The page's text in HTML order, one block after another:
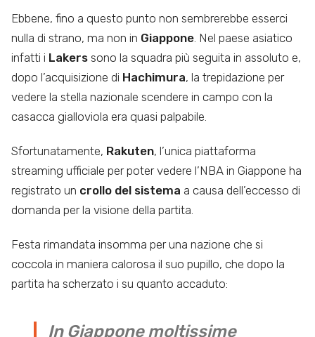
Ebbene, fino a questo punto non sembrerebbe esserci
nulla di strano, ma non in Giappone . Nel paese asiatico
infatti i Lakers sono la squadra più seguita in assoluto e,
dopo l’acquisizione di Hachimura, la trepidazione per
vedere la stella nazionale scendere in campo con la
casacca gialloviola era quasi palpabile.
Sfortunatamente, Rakuten, l’unica piattaforma
streaming ufficiale per poter vedere l’NBA in Giappone ha
registrato un crollo del sistema a causa dell’eccesso di
domanda per la visione della partita.
Festa rimandata insomma per una nazione che si
coccola in maniera calorosa il suo pupillo, che dopo la
partita ha scherzato i su quanto accaduto:
In Giappone moltissime